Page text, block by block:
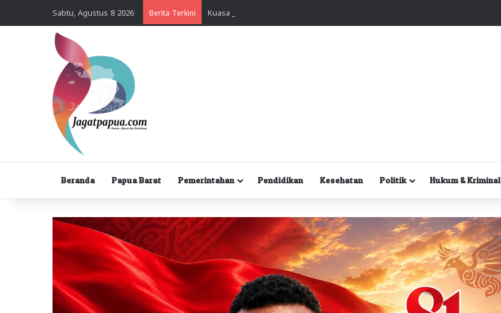
Sabtu, Agustus 8 2026 Berita Terkini
Beranda Papua Barat Pemerintahan Pendidikan Kesehatan Politik Hukum & Kriminal